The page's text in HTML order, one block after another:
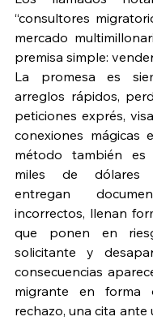
“consultores
mercado
premisa simple:
La promesa es
arreglos rápidos,
peticiones exprés,
conexiones mágicas
método también es
miles de dólares
entregan
incorrectos, llenan
que ponen en
solicitante y
consecuencias
migrante en
rechazo, una cita ante